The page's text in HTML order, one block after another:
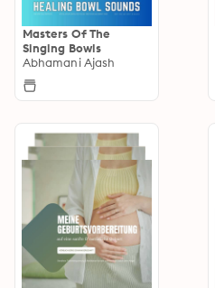
Masters Of The
Singing Bowls
Abhamani Ajash